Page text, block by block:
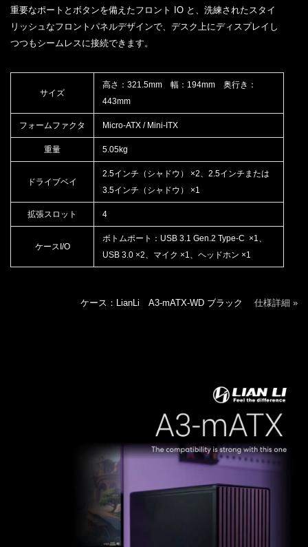
重要なポートとボタンを備えたフロント IO と、洗練されたスタイ
リッシュなフロントパネルデザインで、デスク上にディスプレイし
つつもシームレスに接続できます。
サイズ
高さ：321.5mm 幅：194mm 奥行き：
443mm
フォームファクタ Micro-ATX / Mini-ITX
重量 5.05kg
ドライブベイ
2.5インチ（シャドウ） ×2、2.5インチまたは
3.5インチ（シャドウ） ×1
拡張スロット 4
ケースI/O
ボトムポート：USB 3.1 Gen.2 Type-C ×1、
USB 3.0 ×2、マイク ×1、ヘッドホン ×1
ケース：LianLi A3-mATX-WD ブラック 仕様詳細 »